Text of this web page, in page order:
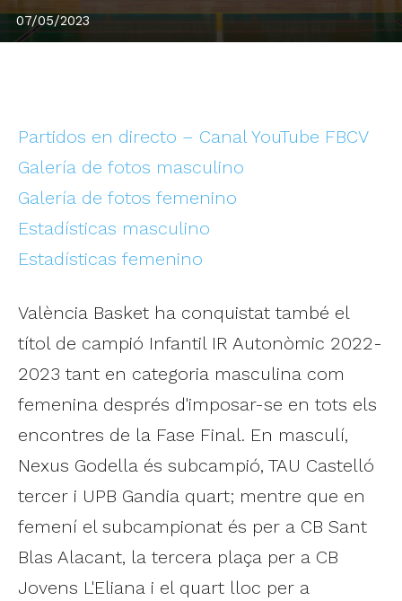
07/05/2023
Partidos en directo – Canal YouTube FBCV
Galería de fotos masculino
Galería de fotos femenino
Estadísticas masculino
Estadísticas femenino
València Basket ha conquistat també el
títol de campió Infantil IR Autonòmic 2022-
2023 tant en categoria masculina com
femenina després d'imposar-se en tots els
encontres de la Fase Final. En masculí,
Nexus Godella és subcampió, TAU Castelló
tercer i UPB Gandia quart; mentre que en
femení el subcampionat és per a CB Sant
Blas Alacant, la tercera plaça per a CB
Jovens L'Eliana i el quart lloc per a